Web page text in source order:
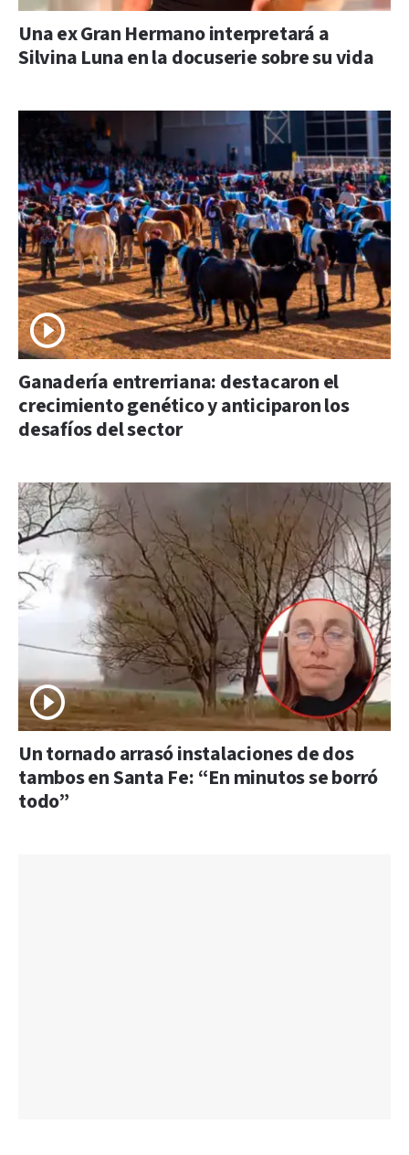
Una ex Gran Hermano interpretará a
Silvina Luna en la docuserie sobre su vida
Ganadería entrerriana: destacaron el
crecimiento genético y anticiparon los
desafíos del sector
Un tornado arrasó instalaciones de dos
tambos en Santa Fe: “En minutos se borró
todo”